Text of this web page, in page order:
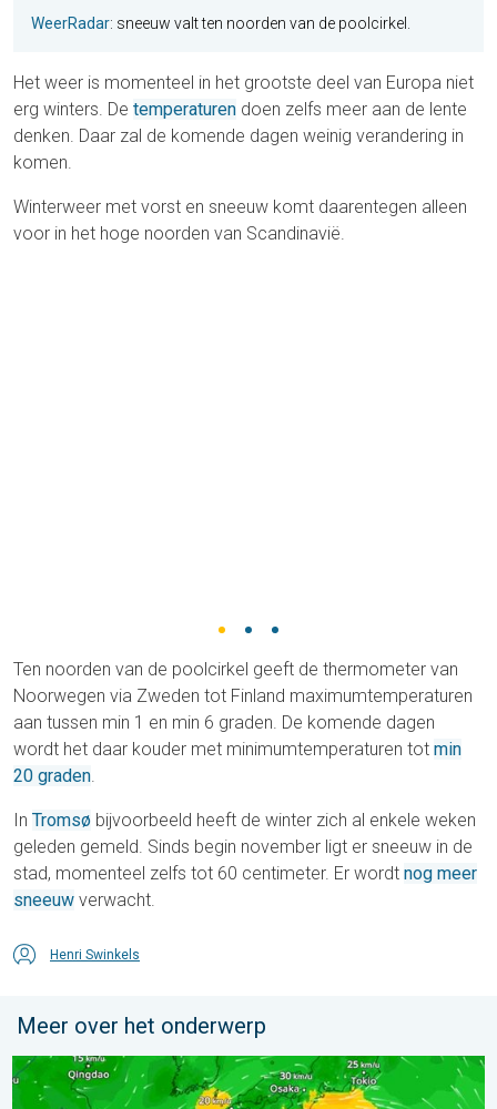
WeerRadar: sneeuw valt ten noorden van de poolcirkel.
Het weer is momenteel in het grootste deel van Europa niet
erg winters. De temperaturen doen zelfs meer aan de lente
denken. Daar zal de komende dagen weinig verandering in
komen.
Winterweer met vorst en sneeuw komt daarentegen alleen
voor in het hoge noorden van Scandinavië.
Ten noorden van de poolcirkel geeft de thermometer van
Noorwegen via Zweden tot Finland maximumtemperaturen
aan tussen min 1 en min 6 graden. De komende dagen
wordt het daar kouder met minimumtemperaturen tot min
20 graden.
In Tromsø bijvoorbeeld heeft de winter zich al enkele weken
geleden gemeld. Sinds begin november ligt er sneeuw in de
stad, momenteel zelfs tot 60 centimeter. Er wordt nog meer
sneeuw verwacht.
Henri Swinkels
Meer over het onderwerp
Tyfoon Dolphin op weg naar Japan. Veel regen en wind. . .